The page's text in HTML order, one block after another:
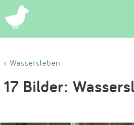
< Wassersleben
17 Bilder: